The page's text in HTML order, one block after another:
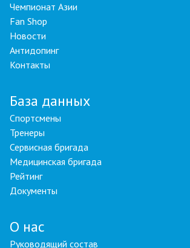
Чемпионат Азии
Fan Shop
Новости
Антидопинг
Контакты
База данных
Спортсмены
Тренеры
Сервисная бригада
Медицинская бригада
Рейтинг
Документы
О нас
Руководящий состав